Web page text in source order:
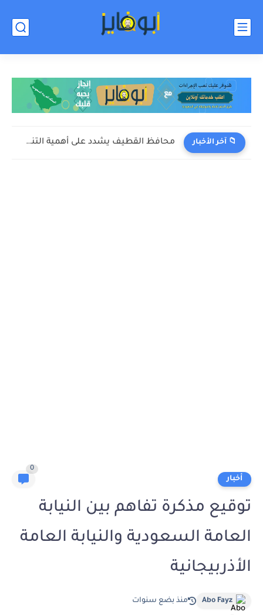
📁 آخر الأخبار محافظ القطيف يشدد على أهمية التنسيق لموسم الأمطار
أخبار
0
توقيع مذكرة تفاهم بين النيابة
العامة السعودية والنيابة العامة
الأذربيجانية
Abo Fayz منذ بضع سنوات